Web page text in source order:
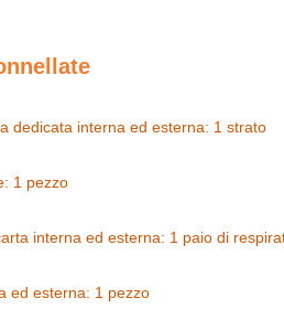
dedicata interna ed esterna: 1 strato
1 pezzo
interna ed esterna: 1 paio di
ed esterna: 1 pezzo